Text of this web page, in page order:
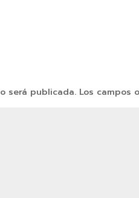
será publicada. Los campos